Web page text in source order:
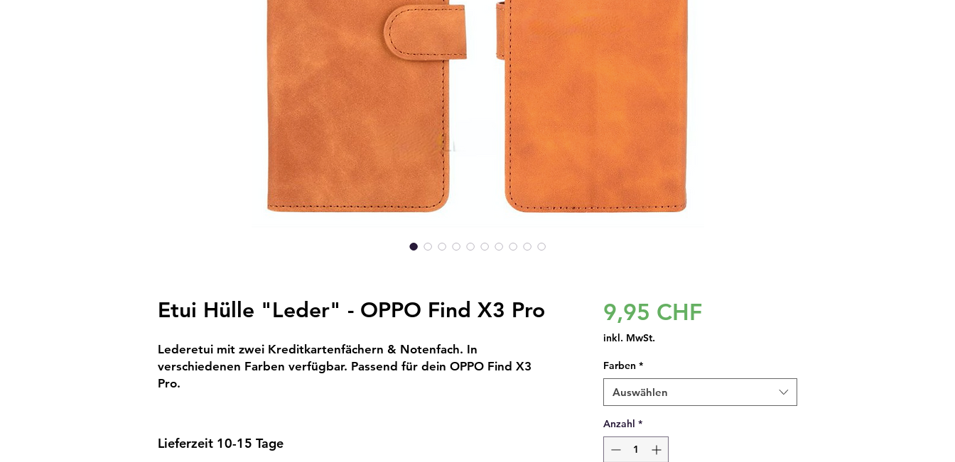
Etui Hülle "Leder" - OPPO Find X3 Pro
Lederetui mit zwei Kreditkartenfächern & Notenfach. In
verschiedenen Farben verfügbar. Passend für dein OPPO Find X3
Pro.
Lieferzeit 10-15 Tage
9,95 CHFPreis
inkl. MwSt.
Farben *
Auswählen
Anzahl *